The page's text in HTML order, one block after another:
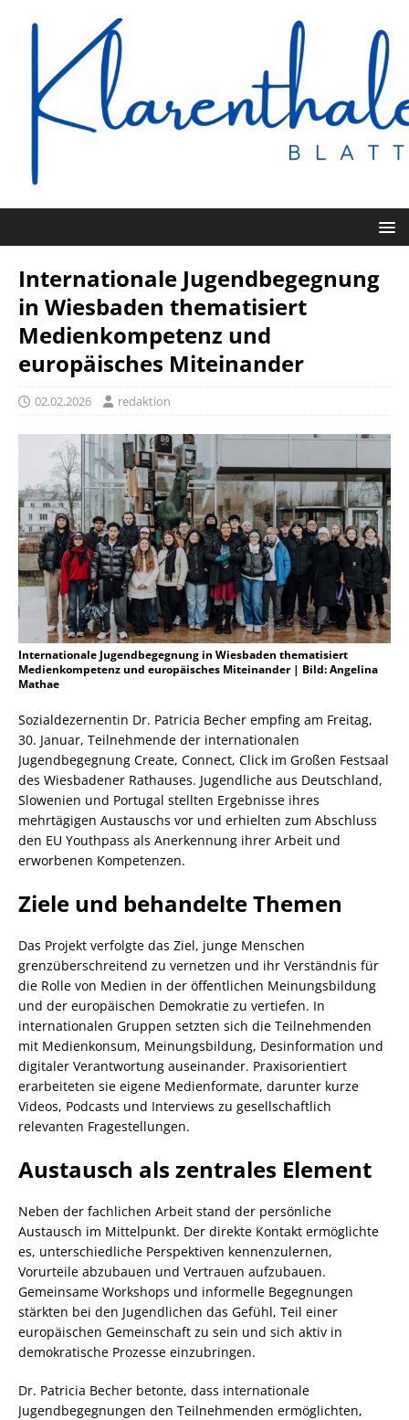
Internationale Jugendbegegnung
in Wiesbaden thematisiert
Medienkompetenz und
europäisches Miteinander
02.02.2026 redaktion
Internationale Jugendbegegnung in Wiesbaden thematisiert
Medienkompetenz und europäisches Miteinander | Bild: Angelina
Mathae
Sozialdezernentin Dr. Patricia Becher empfing am Freitag,
30. Januar, Teilnehmende der internationalen
Jugendbegegnung Create, Connect, Click im Großen Festsaal
des Wiesbadener Rathauses. Jugendliche aus Deutschland,
Slowenien und Portugal stellten Ergebnisse ihres
mehrtägigen Austauschs vor und erhielten zum Abschluss
den EU Youthpass als Anerkennung ihrer Arbeit und
erworbenen Kompetenzen.
Ziele und behandelte Themen
Das Projekt verfolgte das Ziel, junge Menschen
grenzüberschreitend zu vernetzen und ihr Verständnis für
die Rolle von Medien in der öffentlichen Meinungsbildung
und der europäischen Demokratie zu vertiefen. In
internationalen Gruppen setzten sich die Teilnehmenden
mit Medienkonsum, Meinungsbildung, Desinformation und
digitaler Verantwortung auseinander. Praxisorientiert
erarbeiteten sie eigene Medienformate, darunter kurze
Videos, Podcasts und Interviews zu gesellschaftlich
relevanten Fragestellungen.
Austausch als zentrales Element
Neben der fachlichen Arbeit stand der persönliche
Austausch im Mittelpunkt. Der direkte Kontakt ermöglichte
es, unterschiedliche Perspektiven kennenzulernen,
Vorurteile abzubauen und Vertrauen aufzubauen.
Gemeinsame Workshops und informelle Begegnungen
stärkten bei den Jugendlichen das Gefühl, Teil einer
europäischen Gemeinschaft zu sein und sich aktiv in
demokratische Prozesse einzubringen.
Dr. Patricia Becher betonte, dass internationale
Jugendbegegnungen den Teilnehmenden ermöglichten,